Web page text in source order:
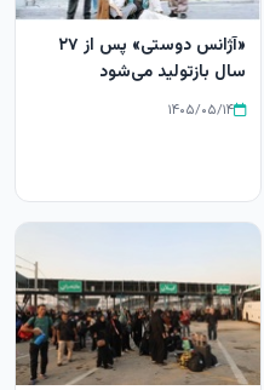
«آژانس دوستی» پس از ۲۷
سال بازتولید می‌شود
۱۴۰۵/۰۵/۱۴